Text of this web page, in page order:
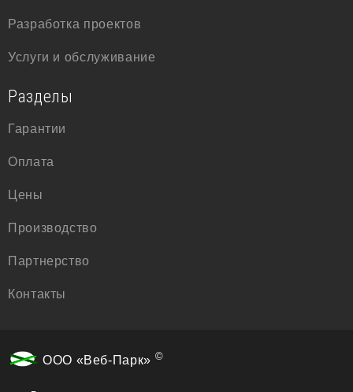
Разработка проектов
Услуги и обслуживание
Разделы
Гарантии
Оплата
Цены
Производство
Партнерство
Контакты
ООО «Веб-Парк» ©